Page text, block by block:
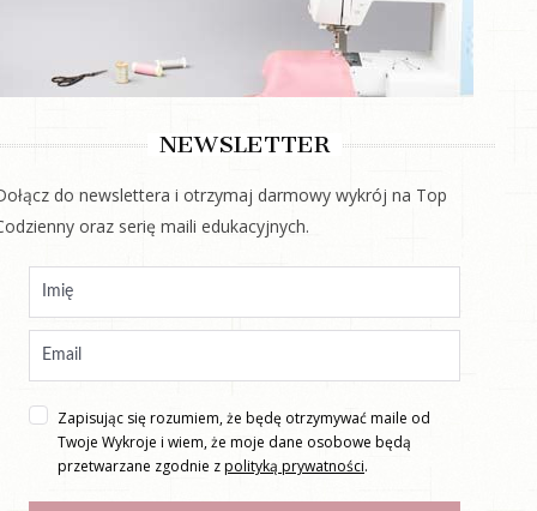
NEWSLETTER
do newslettera i otrzymaj darmowy wykrój na Top
oraz serię maili edukacyjnych.
Zapisując się rozumiem, że będę otrzymywać maile od
Twoje Wykroje i wiem, że moje dane osobowe będą
przetwarzane zgodnie zpolityką prywatności.